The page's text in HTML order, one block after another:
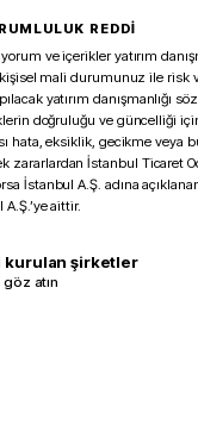
REDDİ
ve içerikler yatırım
kişisel mali durumunuz ile
yatırım danışmanlığı
doğruluğu ve güncelliği
hata, eksiklik, gecikme veya
zararlardan İstanbul Ticaret
İstanbul A.Ş. adına
aittir.
kurulan şirketler
atın